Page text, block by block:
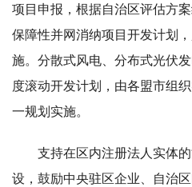
项目申报，根据自治区评估方
保障性并网消纳项目开发计划
施。分散式风电、分布式光伏
度滚动开发计划，由各盟市组
一规划实施。
支持在区内注册法人实体
设，鼓励中央驻区企业、自治